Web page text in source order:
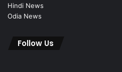
Hindi News
Odia News
Follow Us